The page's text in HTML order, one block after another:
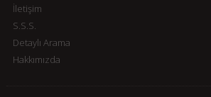
İletişim
S.S.S.
Detaylı Arama
Hakkımızda